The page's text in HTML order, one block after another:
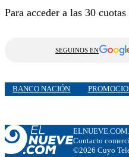
Para acceder a las 30
SEGUINOS EN
BANCO NACIÓN
Contacto
©2026 Cuyo